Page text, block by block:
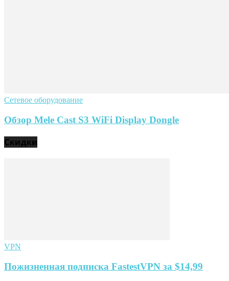
Сетевое оборудование
Обзор Mele Cast S3 WiFi Display Dongle
Скидки
VPN
Пожизненная подписка FastestVPN за $14,99